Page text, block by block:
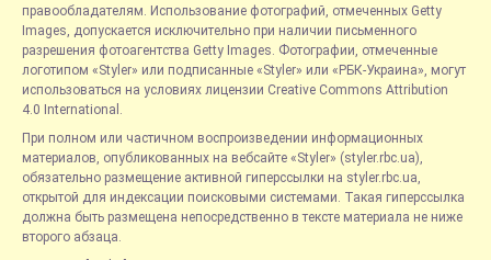
правообладателям. Использование фотографий, отмеченных Getty
Images, допускается исключительно при наличии письменного
разрешения фотоагентства Getty Images. Фотографии, отмеченные
логотипом «Styler» или подписанные «Styler» или «РБК-Украина», могут
использоваться на условиях лицензии Creative Commons Attribution
4.0 International.
При полном или частичном воспроизведении информационных
материалов, опубликованных на вебсайте «Styler» (styler.rbc.ua),
обязательно размещение активной гиперссылки на styler.rbc.ua,
открытой для индексации поисковыми системами. Такая гиперссылка
должна быть размещена непосредственно в тексте материала не ниже
второго абзаца.